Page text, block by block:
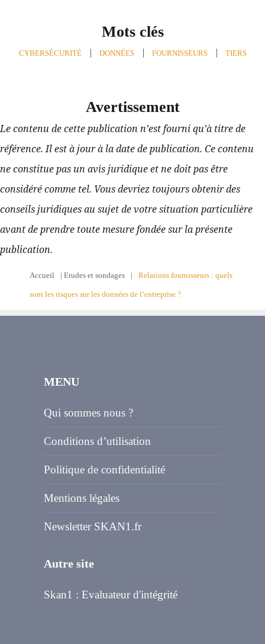
Mots clés
CYBERSÉCURITÉ DONNÉES FOURNISSEURS TIERS
Avertissement
Le contenu de cette publication n’est fourni qu’à titre de
référence. Il est à jour à la date de publication. Ce contenu
ne constitue pas un avis juridique et ne doit pas être
considéré comme tel. Vous devriez toujours obtenir des
conseils juridiques au sujet de votre situation particulière
avant de prendre toute mesure fondée sur la présente
publication.
Accueil | Etudes et sondages | Relations fournisseurs : quels
sont les risques sur les données de l’entreprise ?
MENU
Qui sommes nous ?
Conditions d’utilisation
Politique de confidentialité
Mentions légales
Newsletter SKAN1.fr
Autre site
Skan1 : Evaluateur d'intégrité